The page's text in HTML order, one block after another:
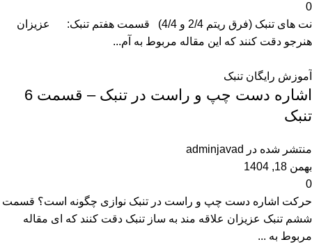
0
نت های تنبک (فرق ریتم 2/4 و 4/4) قسمت هفتم تنبک: عزیزان
هنرجو دقت کنند که این مقاله مربوط به آم...
آموزش رایگان تنبک
اشاره دست چپ و راست در تنبک – قسمت 6
تنبک
منتشر شده در
adminjavad
بهمن 18, 1404
0
حرکت اشاره دست چپ و راست در تنبک نوازی چگونه است؟ قسمت
ششم تنبک عزیزان علاقه مند به ساز تنبک دقت کنند که ای مقاله
مربوط به ...